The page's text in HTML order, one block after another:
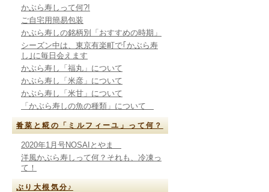
かぶら寿しって何?!
ご自宅用簡易包装
かぶら寿しの銘柄別「おすすめの時期」
シーズン中は、東京有楽町で｢かぶら寿
し｣に毎日会えます
かぶら寿し「福丸」について
かぶら寿し「米彦」について
かぶら寿し「米甘」について
「かぶら寿しの魚の種類」について
肴菜と糀の「ミルフィーユ」って何？
2020年1月号NOSAIとやま
洋風かぶら寿しって何？それも、冷凍っ
て！
ぶり大根気分♪